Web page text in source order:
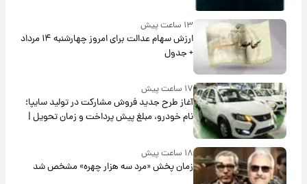
۱۳ ساعت پیش
ارزش سهام عدالت برای امروز چهارشنبه ۱۴ مرداد
+ جدول
۱۷ ساعت پیش
آغاز طرح جدید فروش مشارکت در تولید سایپا؛
نام خودرو، مبلغ پیش پرداخت و زمان تحویل |
سود مشارکت چند درصد است؟
۱۸ ساعت پیش
زمان پخش «مرد سه هزار چهره» مشخص شد